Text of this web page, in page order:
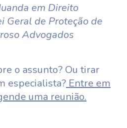
em Direito
Geral de Proteção de
Advogados
o assunto? Ou tirar
especialista? Entre em
uma reunião.